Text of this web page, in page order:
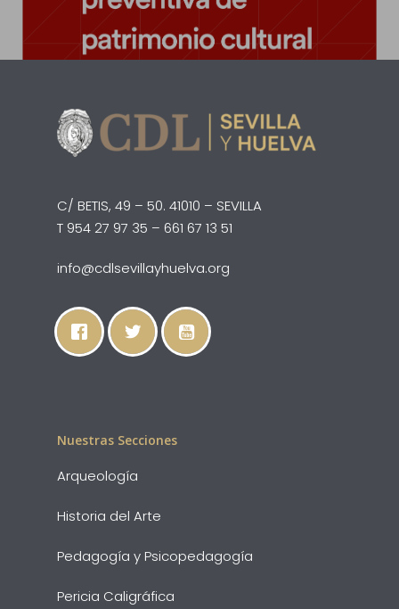
C/ BETIS, 49 – 50. 41010 – SEVILLA
T 954 27 97 35 – 661 67 13 51
info@cdlsevillayhuelva.org
Nuestras Secciones
Arqueología
Historia del Arte
Pedagogía y Psicopedagogía
Pericia Caligráfica
Uso de instalaciones
colegiales
Peritos Judiciales
Contacto
C/ Betis, 49 – 50.
SEVILLA | T 954 27 97